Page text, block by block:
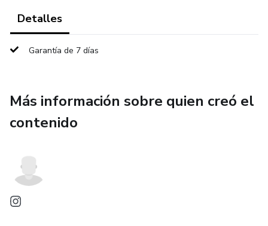
Detalles
Garantía de 7 días
Más información sobre quien creó el
contenido